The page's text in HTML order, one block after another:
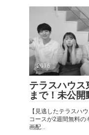
2016
テラスハウス
まで！未公開
【見逃したテラスハ
コースが2週間無料
画配...